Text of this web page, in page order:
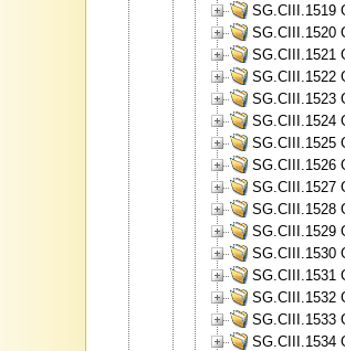
SG.CIII.1519
SG.CIII.1520
SG.CIII.1521
SG.CIII.1522
SG.CIII.1523
SG.CIII.1524
SG.CIII.1525
SG.CIII.1526
SG.CIII.1527
SG.CIII.1528
SG.CIII.1529
SG.CIII.1530
SG.CIII.1531
SG.CIII.1532
SG.CIII.1533
SG.CIII.1534